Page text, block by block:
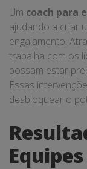
Um coach para
ajudando a criar
engajamento.
trabalha com os
possam estar
Essas
desbloquear o